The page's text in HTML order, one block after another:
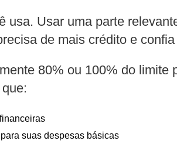
usa. Usar uma parte
de mais crédito e
80% ou 100% do limite
suas despesas básicas